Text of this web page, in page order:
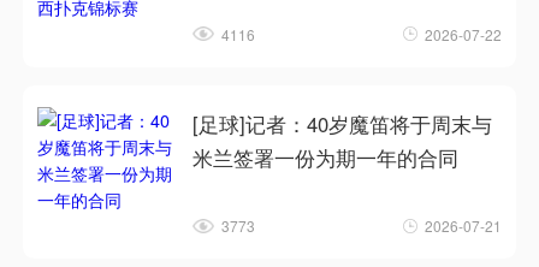
4116 2026-07-22
[足球]记者：40岁魔笛将于周末与
米兰签署一份为期一年的合同
3773 2026-07-21